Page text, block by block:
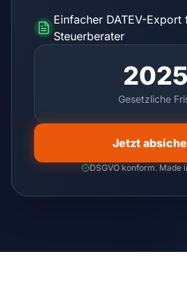
Einfacher DATEV-Export
Steuerberater
2025
Gesetzliche
Jetzt
DSGVO konform. Made